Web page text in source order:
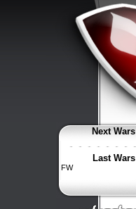
Next Wars
Last Wars
FW